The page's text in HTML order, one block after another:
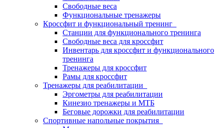
Свободные веса
Функциональные тренажеры
Кроссфит и функциональный тренинг
Станции для функционального тренинга
Свободные веса для кроссфит
Инвентарь для кроссфит и функционального
тренинга
Тренажеры для кроссфит
Рамы для кроссфит
Тренажеры для реабилитации
Эргометры для реабилитации
Кинезио тренажеры и МТБ
Беговые дорожки для реабилитации
Спортивные напольные покрытия